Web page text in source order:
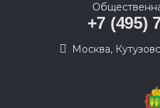
+7 (495)
Москва,